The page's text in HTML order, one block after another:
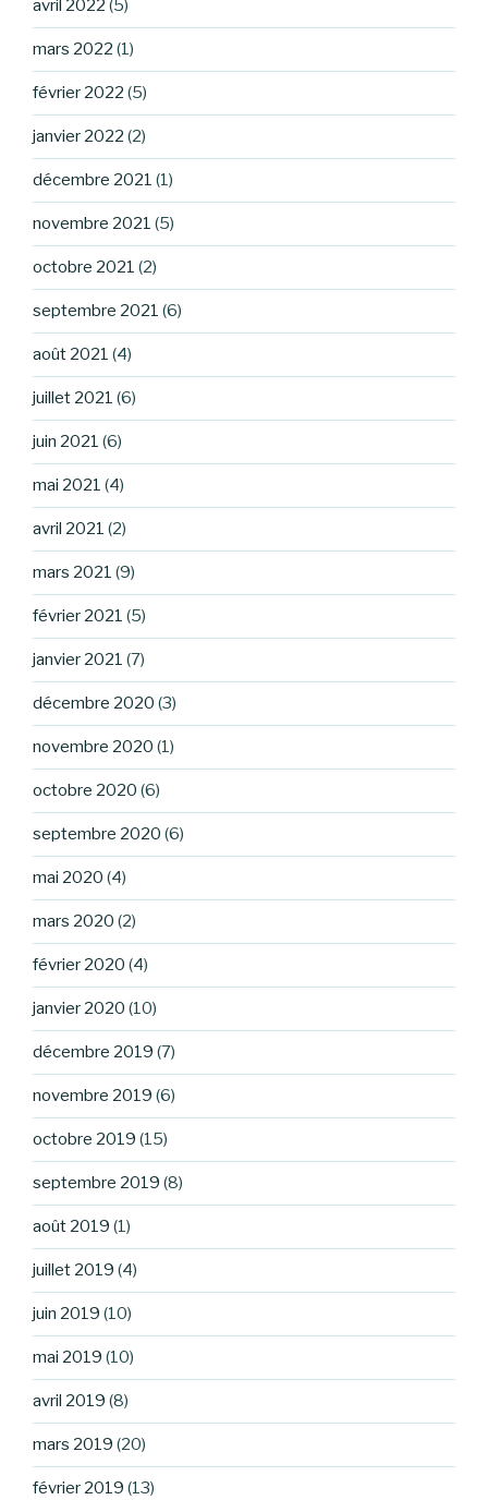
avril 2022 (5)
mars 2022 (1)
février 2022 (5)
janvier 2022 (2)
décembre 2021 (1)
novembre 2021 (5)
octobre 2021 (2)
septembre 2021 (6)
août 2021 (4)
juillet 2021 (6)
juin 2021 (6)
mai 2021 (4)
avril 2021 (2)
mars 2021 (9)
février 2021 (5)
janvier 2021 (7)
décembre 2020 (3)
novembre 2020 (1)
octobre 2020 (6)
septembre 2020 (6)
mai 2020 (4)
mars 2020 (2)
février 2020 (4)
janvier 2020 (10)
décembre 2019 (7)
novembre 2019 (6)
octobre 2019 (15)
septembre 2019 (8)
août 2019 (1)
juillet 2019 (4)
juin 2019 (10)
mai 2019 (10)
avril 2019 (8)
mars 2019 (20)
février 2019 (13)